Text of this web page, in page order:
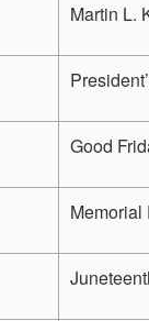
Martin L.
Good
Memorial